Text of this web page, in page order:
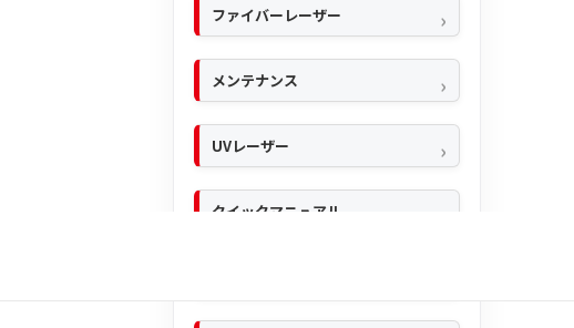
ファイバーレーザー
メンテナンス
UVレーザー
クイックマニュアル